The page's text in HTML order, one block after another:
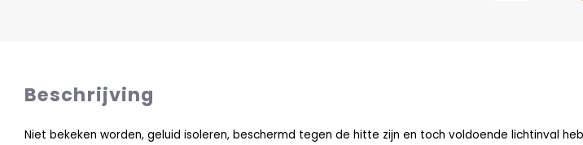
Beschrijving
Niet bekeken worden, geluid isoleren, beschermd tegen de hitte zijn en toch voldoende lichtinval